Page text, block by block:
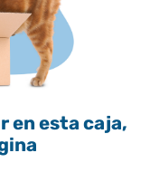
en esta caja,